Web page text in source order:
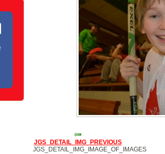
JGS_DETAIL_IMG_PREVIOUS
JGS_DETAIL_IMG_IMAGE_OF_IMAGES